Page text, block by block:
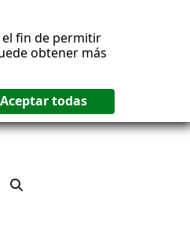
el fin de permitir
obtener más